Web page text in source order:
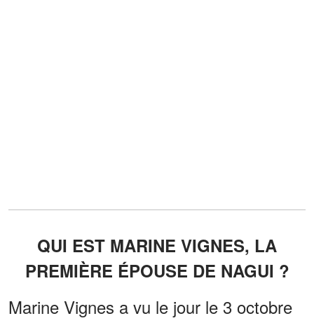
QUI EST MARINE VIGNES, LA
PREMIÈRE ÉPOUSE DE NAGUI ?
Marine Vignes a vu le jour le 3 octobre